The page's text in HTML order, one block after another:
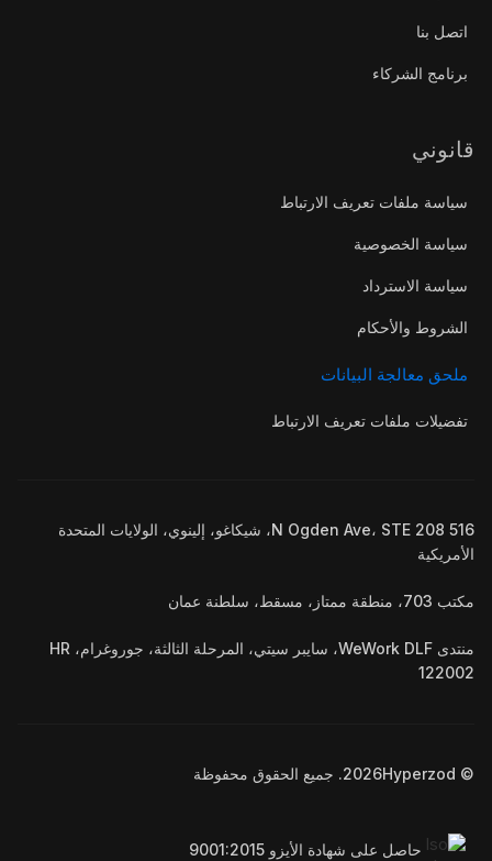
اتصل بنا
برنامج الشركاء
قانوني
سياسة ملفات تعريف الارتباط
سياسة الخصوصية
سياسة الاسترداد
الشروط والأحكام
ملحق معالجة البيانات
تفضيلات ملفات تعريف الارتباط
516 N Ogden Ave، STE 208، شيكاغو، إلينوي، الولايات المتحدة
الأمريكية
مكتب 703، منطقة ممتاز، مسقط، سلطنة عمان
منتدى WeWork DLF، سايبر سيتي، المرحلة الثالثة، جوروغرام، HR
122002
© Hyperzod
2026. جميع الحقوق محفوظة
حاصل على شهادة الأيزو 9001:2015